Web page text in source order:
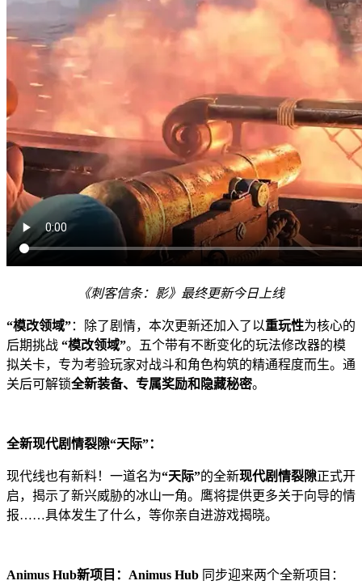
《刺客信条：影》最终更新今日上线
“模改领域”：除了剧情，本次更新还加入了以重玩性为核心的
后期挑战 “模改领域”。五个带有不断变化的玩法修改器的模
拟关卡，专为考验玩家对战斗和角色构筑的精通程度而生。通
关后可解锁全新装备、专属奖励和隐藏秘密。
全新现代剧情裂隙“天际”：
现代线也有新料！一道名为“天际”的全新现代剧情裂隙正式开
启，揭示了新兴威胁的冰山一角。鹰将提供更多关于向导的情
报……具体发生了什么，等你亲自进游戏揭晓。
Animus Hub新项目：Animus Hub 同步迎来两个全新项目：